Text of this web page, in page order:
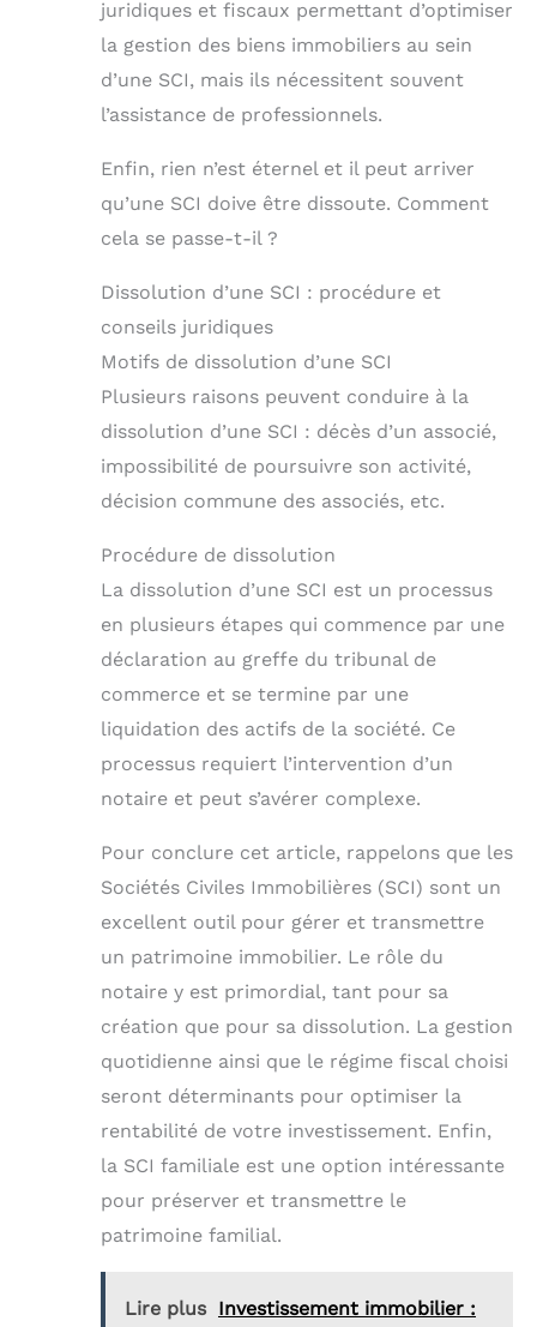
juridiques et fiscaux permettant d’optimiser
la gestion des biens immobiliers au sein
d’une SCI, mais ils nécessitent souvent
l’assistance de professionnels.
Enfin, rien n’est éternel et il peut arriver
qu’une SCI doive être dissoute. Comment
cela se passe-t-il ?
Dissolution d’une SCI : procédure et
conseils juridiques
Motifs de dissolution d’une SCI
Plusieurs raisons peuvent conduire à la
dissolution d’une SCI : décès d’un associé,
impossibilité de poursuivre son activité,
décision commune des associés, etc.
Procédure de dissolution
La dissolution d’une SCI est un processus
en plusieurs étapes qui commence par une
déclaration au greffe du tribunal de
commerce et se termine par une
liquidation des actifs de la société. Ce
processus requiert l’intervention d’un
notaire et peut s’avérer complexe.
Pour conclure cet article, rappelons que les
Sociétés Civiles Immobilières (SCI) sont un
excellent outil pour gérer et transmettre
un patrimoine immobilier. Le rôle du
notaire y est primordial, tant pour sa
création que pour sa dissolution. La gestion
quotidienne ainsi que le régime fiscal choisi
seront déterminants pour optimiser la
rentabilité de votre investissement. Enfin,
la SCI familiale est une option intéressante
pour préserver et transmettre le
patrimoine familial.
Lire plus Investissement immobilier :